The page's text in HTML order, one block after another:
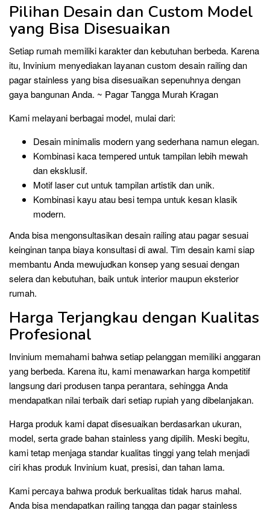
Pilihan Desain dan Custom Model
yang Bisa Disesuaikan
Setiap rumah memiliki karakter dan kebutuhan berbeda. Karena
itu, Invinium menyediakan layanan custom desain railing dan
pagar stainless yang bisa disesuaikan sepenuhnya dengan
gaya bangunan Anda. ~ Pagar Tangga Murah Kragan
Kami melayani berbagai model, mulai dari:
Desain minimalis modern yang sederhana namun elegan.
Kombinasi kaca tempered untuk tampilan lebih mewah
dan eksklusif.
Motif laser cut untuk tampilan artistik dan unik.
Kombinasi kayu atau besi tempa untuk kesan klasik
modern.
Anda bisa mengonsultasikan desain railing atau pagar sesuai
keinginan tanpa biaya konsultasi di awal. Tim desain kami siap
membantu Anda mewujudkan konsep yang sesuai dengan
selera dan kebutuhan, baik untuk interior maupun eksterior
rumah.
Harga Terjangkau dengan Kualitas
Profesional
Invinium memahami bahwa setiap pelanggan memiliki anggaran
yang berbeda. Karena itu, kami menawarkan harga kompetitif
langsung dari produsen tanpa perantara, sehingga Anda
mendapatkan nilai terbaik dari setiap rupiah yang dibelanjakan.
Harga produk kami dapat disesuaikan berdasarkan ukuran,
model, serta grade bahan stainless yang dipilih. Meski begitu,
kami tetap menjaga standar kualitas tinggi yang telah menjadi
ciri khas produk Invinium kuat, presisi, dan tahan lama.
Kami percaya bahwa produk berkualitas tidak harus mahal.
Anda bisa mendapatkan railing tangga dan pagar stainless